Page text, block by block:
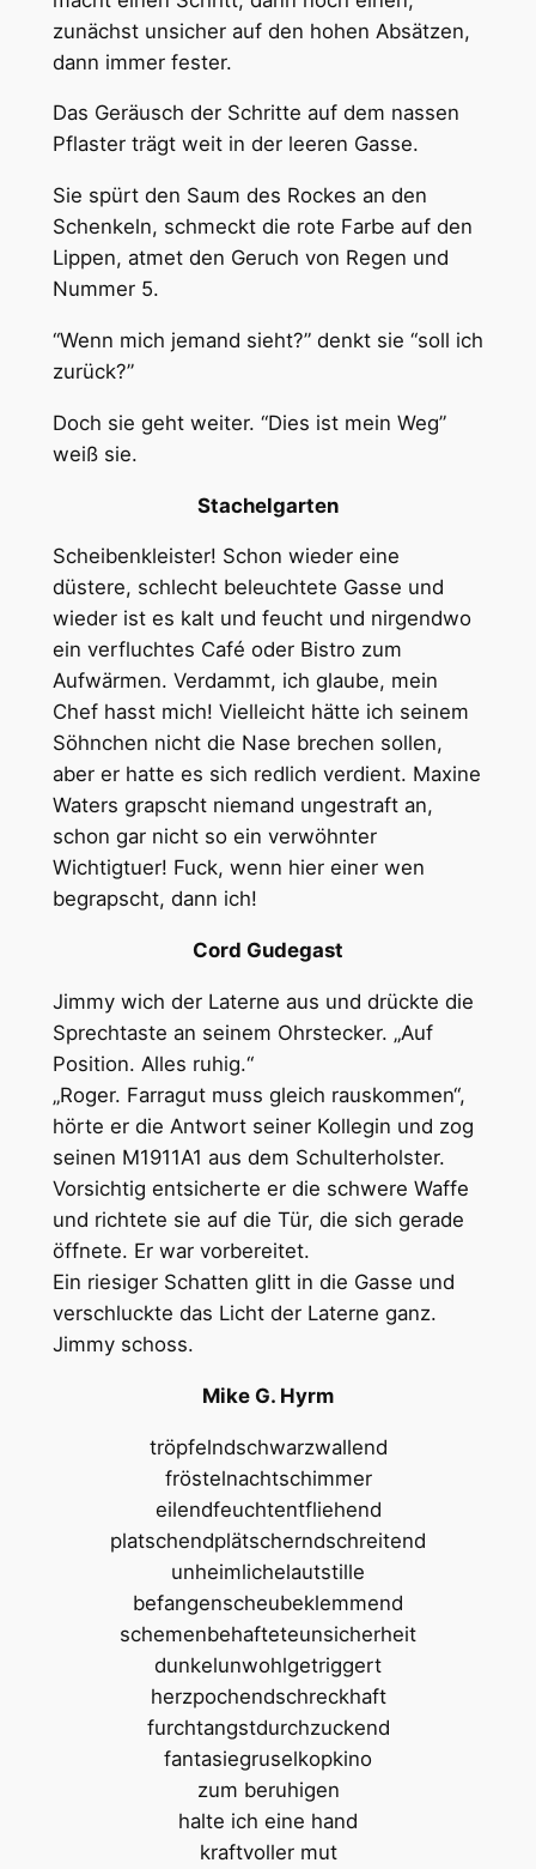
zunächst unsicher auf den hohen Absätzen,
dann immer fester.
Das Geräusch der Schritte auf dem nassen
Pflaster trägt weit in der leeren Gasse.
Sie spürt den Saum des Rockes an den
Schenkeln, schmeckt die rote Farbe auf den
Lippen, atmet den Geruch von Regen und
Nummer 5.
“Wenn mich jemand sieht?” denkt sie “soll ich
zurück?”
Doch sie geht weiter. “Dies ist mein Weg”
weiß sie.
Stachelgarten
Scheibenkleister! Schon wieder eine
düstere, schlecht beleuchtete Gasse und
wieder ist es kalt und feucht und nirgendwo
ein verfluchtes Café oder Bistro zum
Aufwärmen. Verdammt, ich glaube, mein
Chef hasst mich! Vielleicht hätte ich seinem
Söhnchen nicht die Nase brechen sollen,
aber er hatte es sich redlich verdient. Maxine
Waters grapscht niemand ungestraft an,
schon gar nicht so ein verwöhnter
Wichtigtuer! Fuck, wenn hier einer wen
begrapscht, dann ich!
Cord Gudegast
Jimmy wich der Laterne aus und drückte die
Sprechtaste an seinem Ohrstecker. „Auf
Position. Alles ruhig.“
„Roger. Farragut muss gleich rauskommen“,
hörte er die Antwort seiner Kollegin und zog
seinen M1911A1 aus dem Schulterholster.
Vorsichtig entsicherte er die schwere Waffe
und richtete sie auf die Tür, die sich gerade
öffnete. Er war vorbereitet.
Ein riesiger Schatten glitt in die Gasse und
verschluckte das Licht der Laterne ganz.
Jimmy schoss.
Mike G. Hyrm
tröpfelndschwarzwallend
fröstelnachtschimmer
eilendfeuchtentfliehend
platschendplätscherndschreitend
unheimlichelautstille
befangenscheubeklemmend
schemenbehafteteunsicherheit
dunkelunwohlgetriggert
herzpochendschreckhaft
furchtangstdurchzuckend
fantasiegruselkopkino
zum beruhigen
halte ich eine hand
kraftvoller mut